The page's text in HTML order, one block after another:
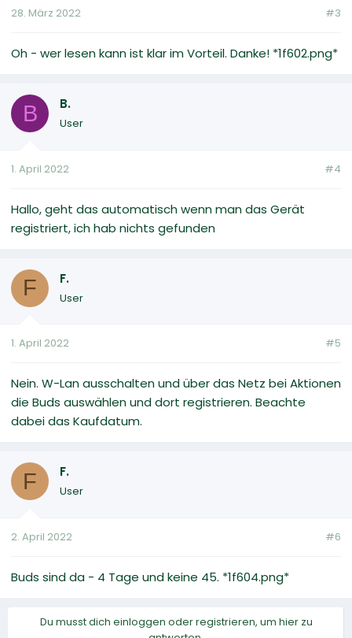
28. März 2022 #3
Oh - wer lesen kann ist klar im Vorteil. Danke! *1f602.png*
B B.
User
1. April 2022 #4
Hallo, geht das automatisch wenn man das Gerät
registriert, ich hab nichts gefunden
F F.
User
1. April 2022 #5
Nein. W-Lan ausschalten und über das Netz bei Aktionen
die Buds auswählen und dort registrieren. Beachte
dabei das Kaufdatum.
F F.
User
2. April 2022 #6
Buds sind da - 4 Tage und keine 45. *1f604.png*
Du musst dich einloggen oder registrieren, um hier zu